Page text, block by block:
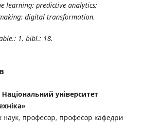
learning; predictive analytics;
digital transformation.
1, bibl.: 18.
університет
наук, професор, професор кафедри